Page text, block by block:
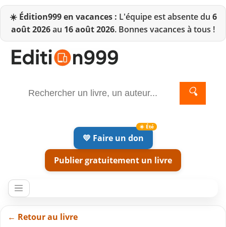
☀️ Édition999 en vacances : L'équipe est absente du 6
août 2026au 16 août 2026. Bonnes vacances à tous !
🔍
💛 Faire un don
Publier gratuitement un livre
← Retour au livre